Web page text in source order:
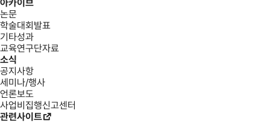
아카이브
논문
학술대회발표
기타성과
교육연구단자료
소식
공지사항
세미나/행사
언론보도
사업비집행신고센터
관련사이트